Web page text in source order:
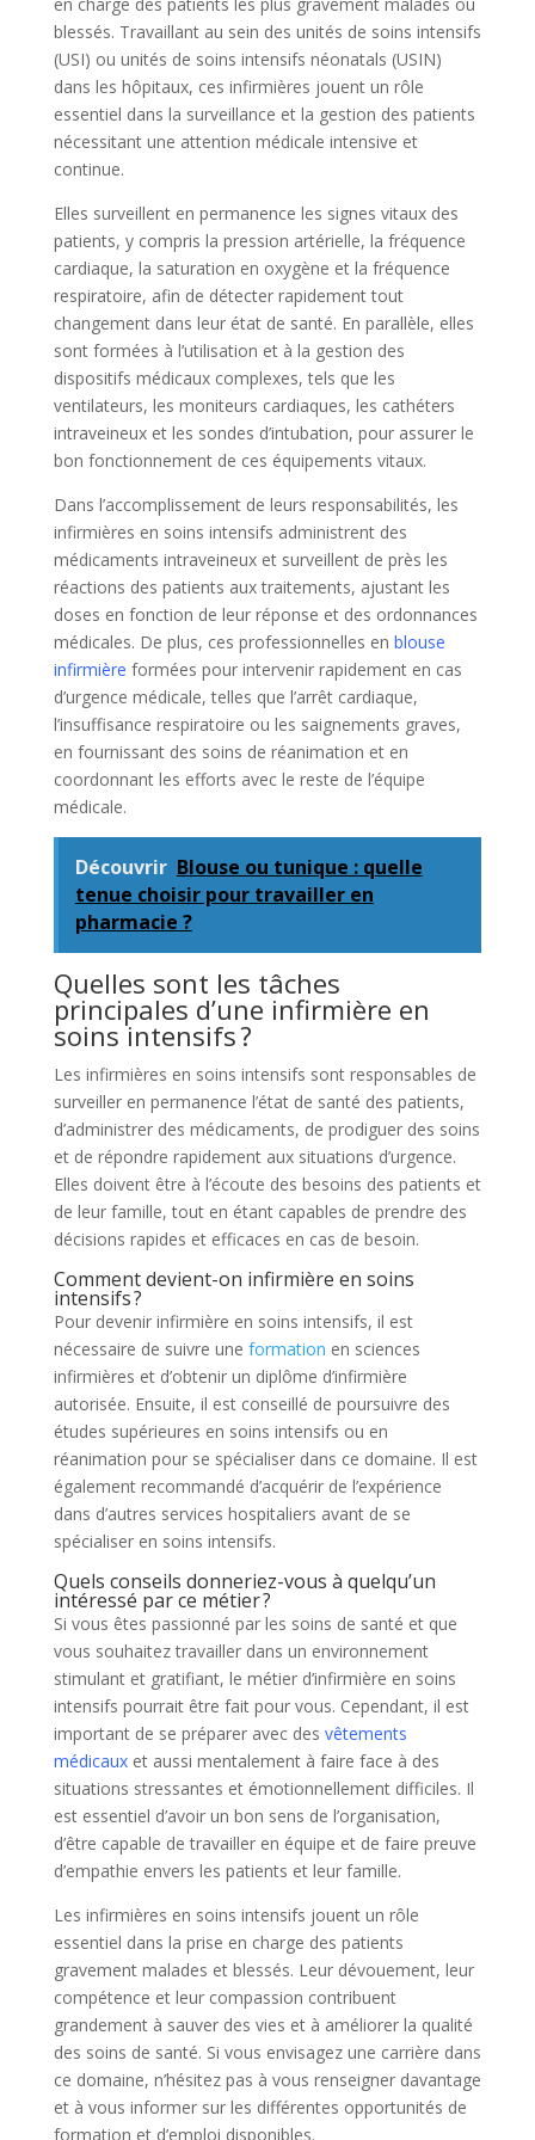
blessés. Travaillant au sein des unités de soins intensifs
(USI) ou unités de soins intensifs néonatals (USIN)
dans les hôpitaux, ces infirmières jouent un rôle
essentiel dans la surveillance et la gestion des patients
nécessitant une attention médicale intensive et
continue.
Elles surveillent en permanence les signes vitaux des
patients, y compris la pression artérielle, la fréquence
cardiaque, la saturation en oxygène et la fréquence
respiratoire, afin de détecter rapidement tout
changement dans leur état de santé. En parallèle, elles
sont formées à l’utilisation et à la gestion des
dispositifs médicaux complexes, tels que les
ventilateurs, les moniteurs cardiaques, les cathéters
intraveineux et les sondes d’intubation, pour assurer le
bon fonctionnement de ces équipements vitaux.
Dans l’accomplissement de leurs responsabilités, les
infirmières en soins intensifs administrent des
médicaments intraveineux et surveillent de près les
réactions des patients aux traitements, ajustant les
doses en fonction de leur réponse et des ordonnances
médicales. De plus, ces professionnelles en blouse
infirmière formées pour intervenir rapidement en cas
d’urgence médicale, telles que l’arrêt cardiaque,
l’insuffisance respiratoire ou les saignements graves,
en fournissant des soins de réanimation et en
coordonnant les efforts avec le reste de l’équipe
médicale.
Découvrir Blouse ou tunique : quelle
tenue choisir pour travailler en
pharmacie ?
Quelles sont les tâches
principales d’une infirmière en
soins intensifs ?
Les infirmières en soins intensifs sont responsables de
surveiller en permanence l’état de santé des patients,
d’administrer des médicaments, de prodiguer des soins
et de répondre rapidement aux situations d’urgence.
Elles doivent être à l’écoute des besoins des patients et
de leur famille, tout en étant capables de prendre des
décisions rapides et efficaces en cas de besoin.
Comment devient-on infirmière en soins
intensifs ?
Pour devenir infirmière en soins intensifs, il est
nécessaire de suivre une formation en sciences
infirmières et d’obtenir un diplôme d’infirmière
autorisée. Ensuite, il est conseillé de poursuivre des
études supérieures en soins intensifs ou en
réanimation pour se spécialiser dans ce domaine. Il est
également recommandé d’acquérir de l’expérience
dans d’autres services hospitaliers avant de se
spécialiser en soins intensifs.
Quels conseils donneriez-vous à quelqu’un
intéressé par ce métier ?
Si vous êtes passionné par les soins de santé et que
vous souhaitez travailler dans un environnement
stimulant et gratifiant, le métier d’infirmière en soins
intensifs pourrait être fait pour vous. Cependant, il est
important de se préparer avec des vêtements
médicaux et aussi mentalement à faire face à des
situations stressantes et émotionnellement difficiles. Il
est essentiel d’avoir un bon sens de l’organisation,
d’être capable de travailler en équipe et de faire preuve
d’empathie envers les patients et leur famille.
Les infirmières en soins intensifs jouent un rôle
essentiel dans la prise en charge des patients
gravement malades et blessés. Leur dévouement, leur
compétence et leur compassion contribuent
grandement à sauver des vies et à améliorer la qualité
des soins de santé. Si vous envisagez une carrière dans
ce domaine, n’hésitez pas à vous renseigner davantage
et à vous informer sur les différentes opportunités de
formation et d’emploi disponibles.